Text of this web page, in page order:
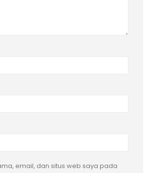
email, dan situs web saya pada